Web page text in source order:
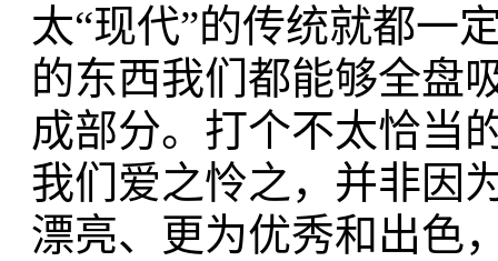
太“现代”的传统就都一
的东西我们都能够全盘
成部分。打个不太恰当
我们爱之怜之，并非因
漂亮、更为优秀和出色